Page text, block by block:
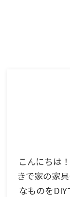
こんにちは
きで家の家
なものを